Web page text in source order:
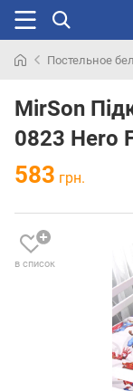
раньше
Постельное
MirSon
0823 Hero
583 грн.
в список